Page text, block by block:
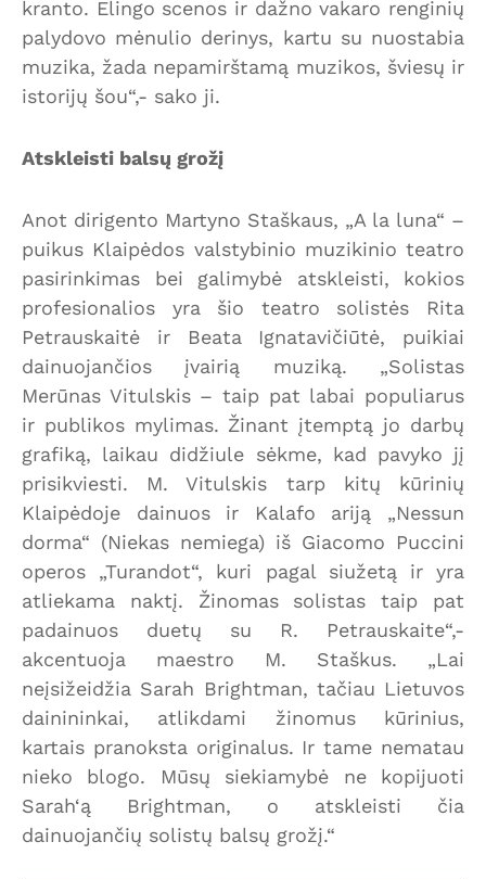
kranto. Elingo scenos ir dažno vakaro renginių
palydovo mėnulio derinys, kartu su nuostabia
muzika, žada nepamirštamą muzikos, šviesų ir
istorijų šou“,- sako ji.
Atskleisti balsų grožį
Anot dirigento Martyno Staškaus, „A la luna“ –
puikus Klaipėdos valstybinio muzikinio teatro
pasirinkimas bei galimybė atskleisti, kokios
profesionalios yra šio teatro solistės Rita
Petrauskaitė ir Beata Ignatavičiūtė, puikiai
dainuojančios įvairią muziką. „Solistas
Merūnas Vitulskis – taip pat labai populiarus
ir publikos mylimas. Žinant įtemptą jo darbų
grafiką, laikau didžiule sėkme, kad pavyko jį
prisikviesti. M. Vitulskis tarp kitų kūrinių
Klaipėdoje dainuos ir Kalafo ariją „Nessun
dorma“ (Niekas nemiega) iš Giacomo Puccini
operos „Turandot“, kuri pagal siužetą ir yra
atliekama naktį. Žinomas solistas taip pat
padainuos duetų su R. Petrauskaite“,-
akcentuoja maestro M. Staškus. „Lai
neįsižeidžia Sarah Brightman, tačiau Lietuvos
dainininkai, atlikdami žinomus kūrinius,
kartais pranoksta originalus. Ir tame nematau
nieko blogo. Mūsų siekiamybė ne kopijuoti
Sarah‘ą Brightman, o atskleisti čia
dainuojančių solistų balsų grožį.“